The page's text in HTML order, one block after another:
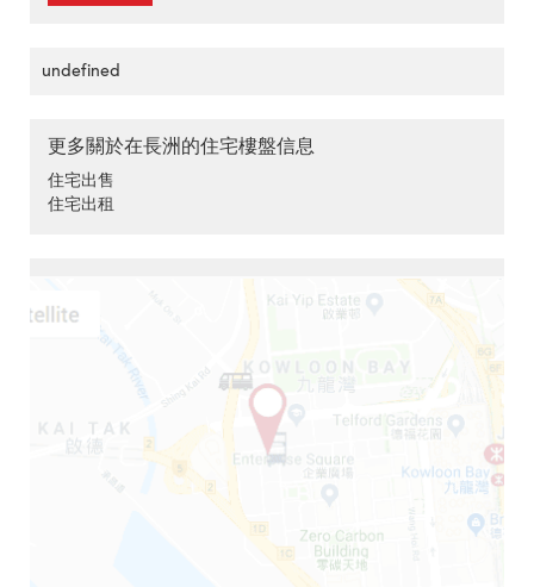
undefined
更多關於在長洲的住宅樓盤信息
住宅出售
住宅出租